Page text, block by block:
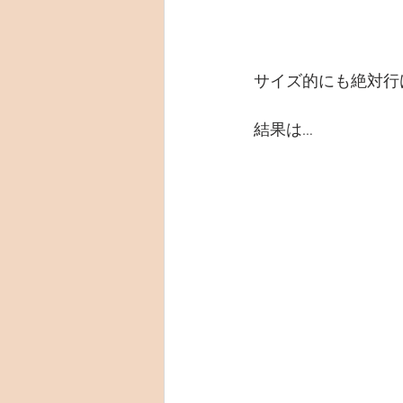
サイズ的にも絶対行
結果は…